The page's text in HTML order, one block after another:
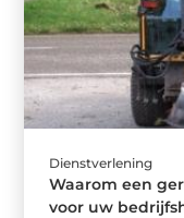
Dienstverlening
Waarom een
voor uw